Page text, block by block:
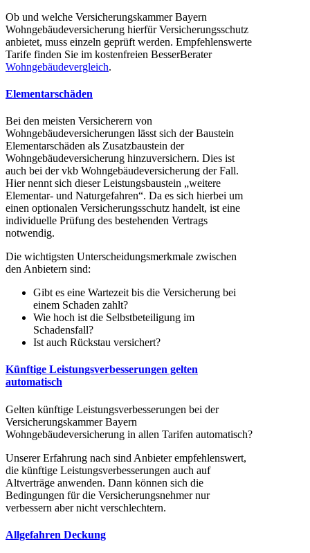
Ob und welche Versicherungskammer Bayern
Wohngebäudeversicherung hierfür Versicherungsschutz
anbietet, muss einzeln geprüft werden. Empfehlenswerte
Tarife finden Sie im kostenfreien BesserBerater
Wohngebäudevergleich.
Elementarschäden
Bei den meisten Versicherern von
Wohngebäudeversicherungen lässt sich der Baustein
Elementarschäden als Zusatzbaustein der
Wohngebäudeversicherung hinzuversichern. Dies ist
auch bei der vkb Wohngebäudeversicherung der Fall.
Hier nennt sich dieser Leistungsbaustein „weitere
Elementar- und Naturgefahren“. Da es sich hierbei um
einen optionalen Versicherungsschutz handelt, ist eine
individuelle Prüfung des bestehenden Vertrags
notwendig.
Die wichtigsten Unterscheidungsmerkmale zwischen
den Anbietern sind:
Gibt es eine Wartezeit bis die Versicherung bei
einem Schaden zahlt?
Wie hoch ist die Selbstbeteiligung im
Schadensfall?
Ist auch Rückstau versichert?
Künftige Leistungsverbesserungen gelten
automatisch
Gelten künftige Leistungsverbesserungen bei der
Versicherungskammer Bayern
Wohngebäudeversicherung in allen Tarifen automatisch?
Unserer Erfahrung nach sind Anbieter empfehlenswert,
die künftige Leistungsverbesserungen auch auf
Altverträge anwenden. Dann können sich die
Bedingungen für die Versicherungsnehmer nur
verbessern aber nicht verschlechtern.
Allgefahren Deckung